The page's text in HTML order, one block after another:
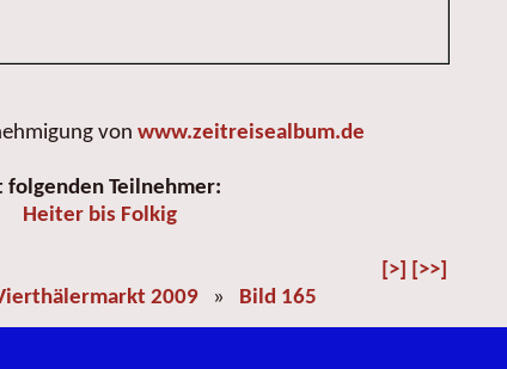
von www.zeitreisealbum.de
folgenden Teilnehmer:
Heiter bis Folkig
[>] [>>]
2009 » Bild 165